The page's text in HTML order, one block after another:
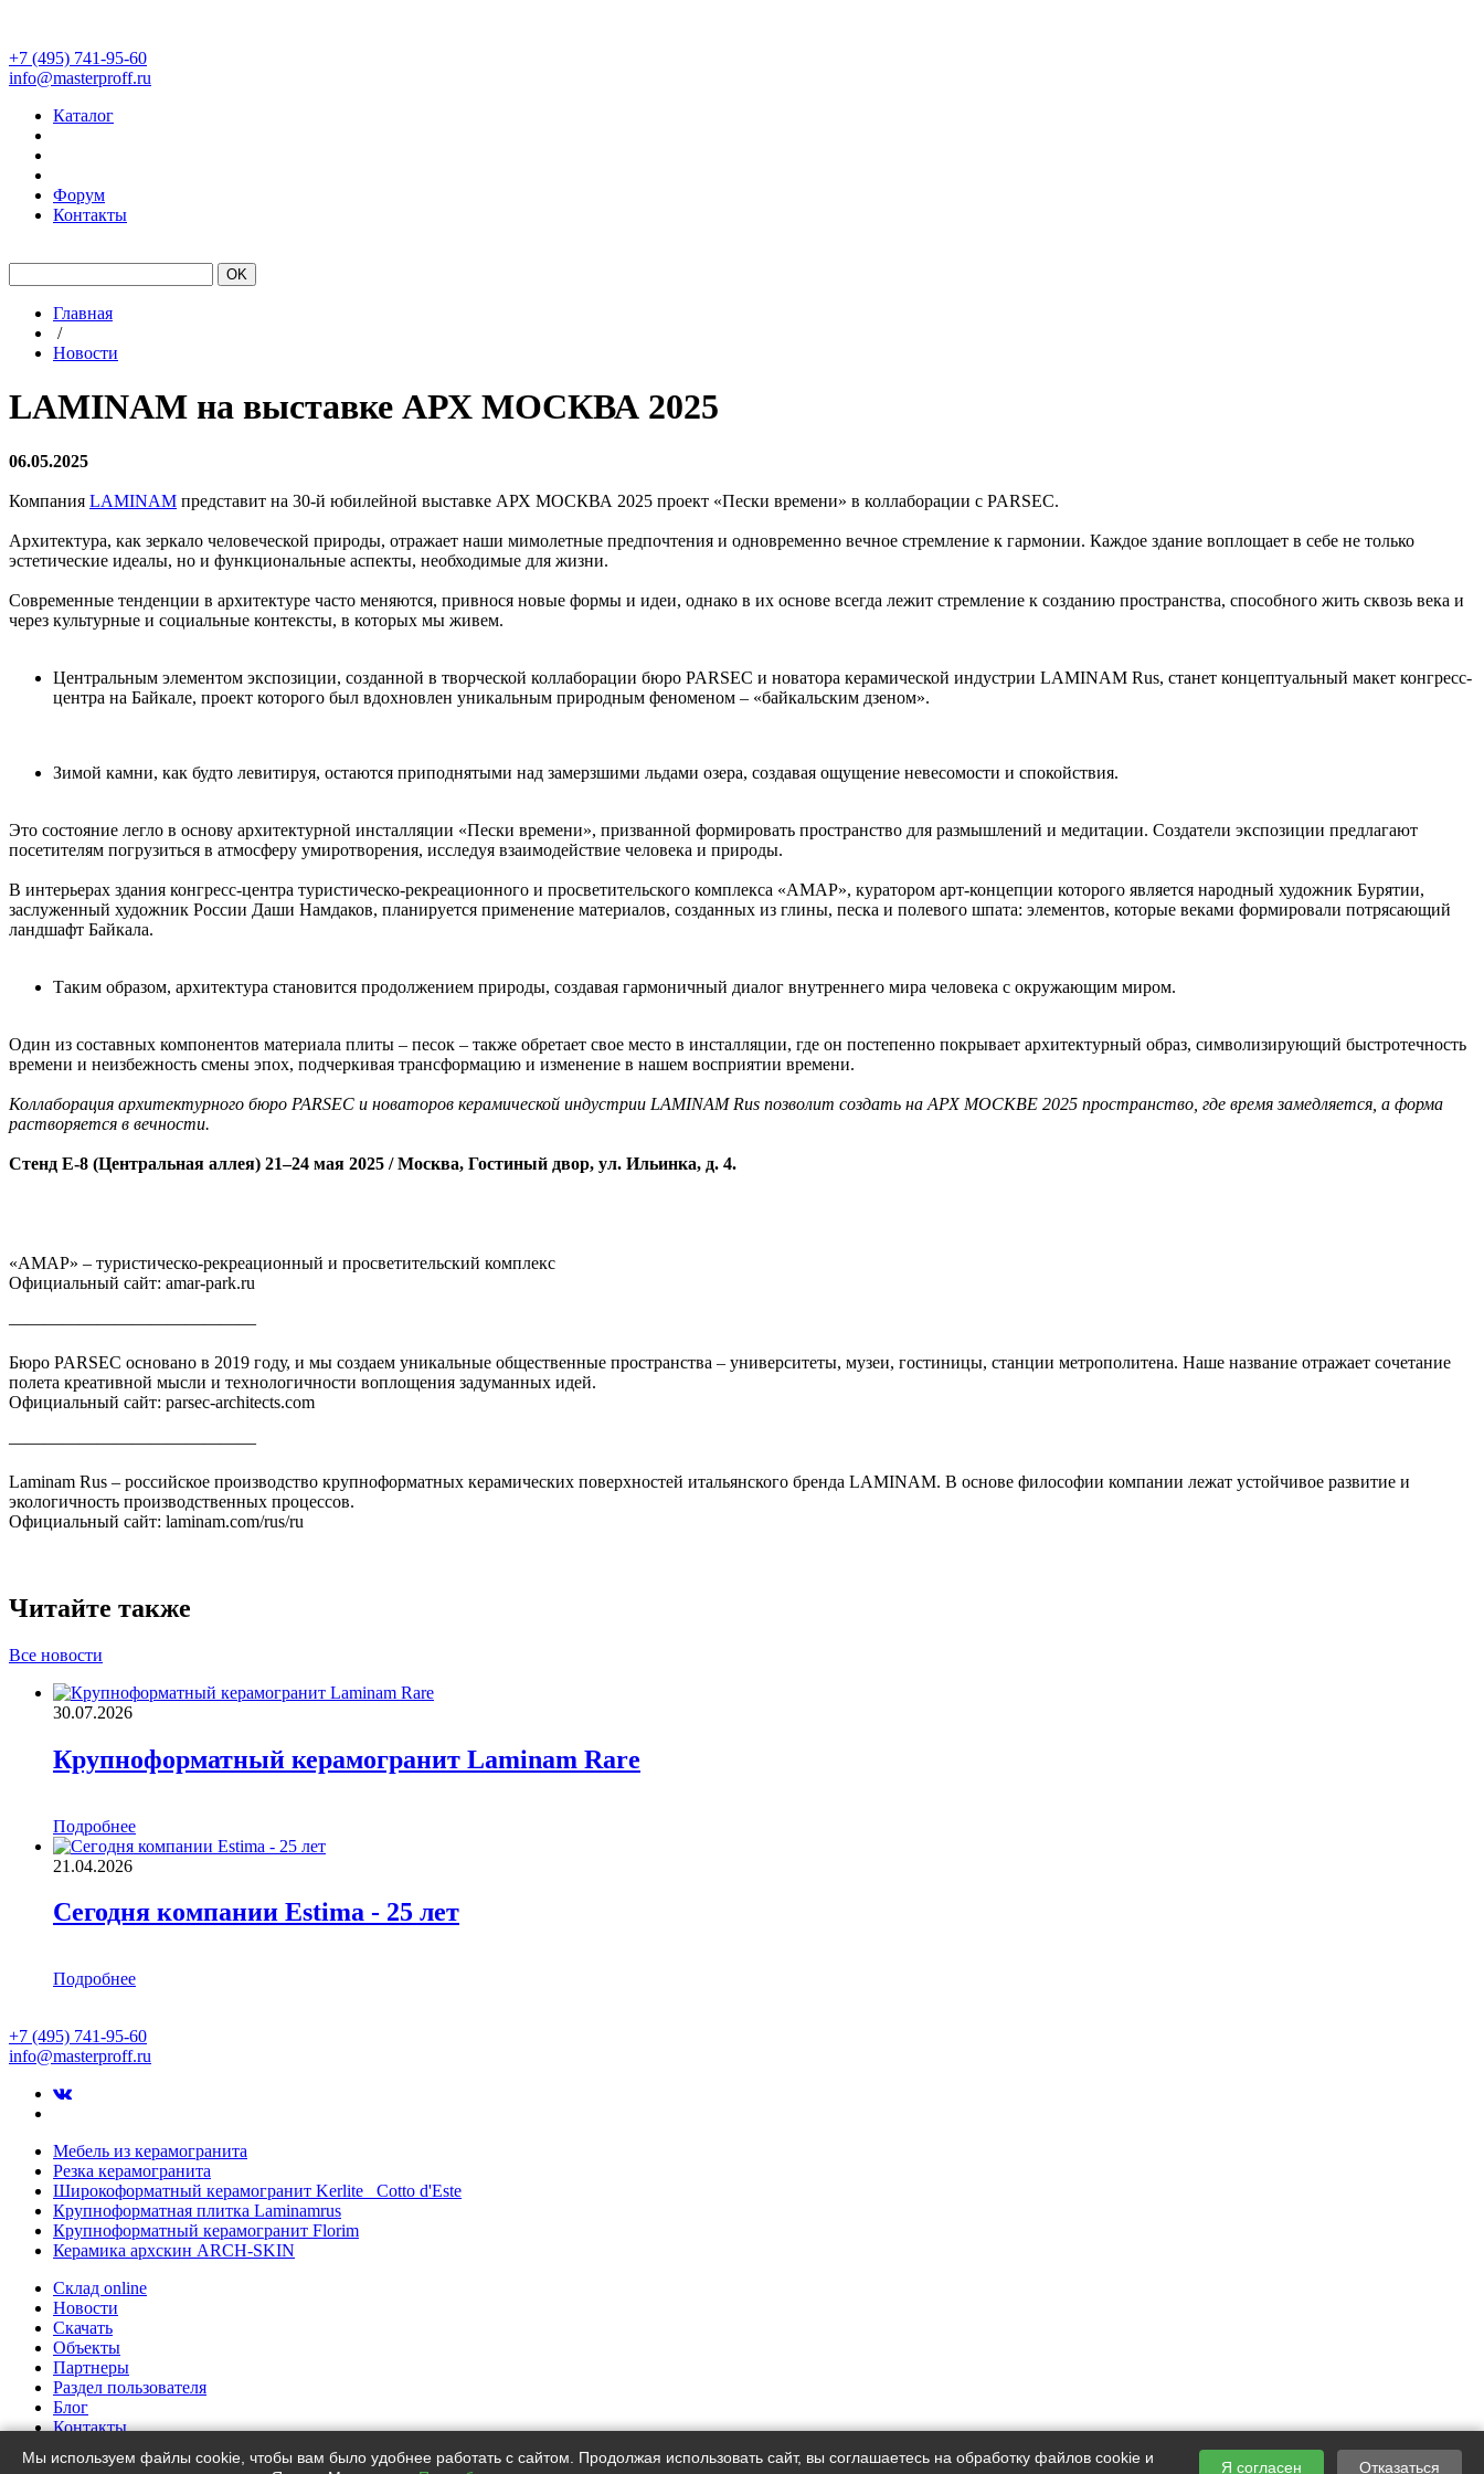
+7 (495) 741-95-60
info@masterproff.ru
Каталог
Форум
Контакты
Главная
/
Новости
LAMINAM на выставке АРХ МОСКВА 2025
06.05.2025
Компания LAMINAM представит на 30-й юбилейной выставке АРХ МОСКВА 2025 проект «Пески времени» в коллаборации с PARSEC.
Архитектура, как зеркало человеческой природы, отражает наши мимолетные предпочтения и одновременно вечное стремление к гармонии. Каждое здание воплощает в себе не только
эстетические идеалы, но и функциональные аспекты, необходимые для жизни.
Современные тенденции в архитектуре часто меняются, привнося новые формы и идеи, однако в их основе всегда лежит стремление к созданию пространства, способного жить сквозь века и
через культурные и социальные контексты, в которых мы живем.
Центральным элементом экспозиции, созданной в творческой коллаборации бюро PARSEC и новатора керамической индустрии LAMINAM Rus, станет концептуальный макет конгресс-
центра на Байкале, проект которого был вдохновлен уникальным природным феноменом – «байкальским дзеном».
Зимой камни, как будто левитируя, остаются приподнятыми над замерзшими льдами озера, создавая ощущение невесомости и спокойствия.
Это состояние легло в основу архитектурной инсталляции «Пески времени», призванной формировать пространство для размышлений и медитации. Создатели экспозиции предлагают
посетителям погрузиться в атмосферу умиротворения, исследуя взаимодействие человека и природы.
В интерьерах здания конгресс-центра туристическо-рекреационного и просветительского комплекса «АМАР», куратором арт-концепции которого является народный художник Бурятии,
заслуженный художник России Даши Намдаков, планируется применение материалов, созданных из глины, песка и полевого шпата: элементов, которые веками формировали потрясающий
ландшафт Байкала.
Таким образом, архитектура становится продолжением природы, создавая гармоничный диалог внутреннего мира человека с окружающим миром.
Один из составных компонентов материала плиты – песок – также обретает свое место в инсталляции, где он постепенно покрывает архитектурный образ, символизирующий быстротечность
времени и неизбежность смены эпох, подчеркивая трансформацию и изменение в нашем восприятии времени.
Коллаборация архитектурного бюро PARSEC и новаторов керамической индустрии LAMINAM Rus позволит создать на АРХ МОСКВЕ 2025 пространство, где время замедляется, а форма
растворяется в вечности.
Стенд Е-8 (Центральная аллея) 21–24 мая 2025 / Москва, Гостиный двор, ул. Ильинка, д. 4.
«АМАР» – туристическо-рекреационный и просветительский комплекс
Официальный сайт: amar-park.ru
——————————————
Бюро PARSEC основано в 2019 году, и мы создаем уникальные общественные пространства – университеты, музеи, гостиницы, станции метрополитена. Наше название отражает сочетание
полета креативной мысли и технологичности воплощения задуманных идей.
Официальный сайт: parsec-architects.com
——————————————
Laminam Rus – российское производство крупноформатных керамических поверхностей итальянского бренда LAMINAM. В основе философии компании лежат устойчивое развитие и
экологичность производственных процессов.
Официальный сайт: laminam.com/rus/ru
Читайте также
Все новости
30.07.2026
Крупноформатный керамогранит Laminam Rare
Подробнее
21.04.2026
Сегодня компании Estima - 25 лет
Подробнее
+7 (495) 741-95-60
info@masterproff.ru
Мебель из керамогранита
Резка керамогранита
Широкоформатный керамогранит Kerlite Cotto d'Este
Крупноформатная плитка Laminamrus
Крупноформатный керамогранит Florim
Керамика архскин ARCH-SKIN
Склад online
Новости
Скачать
Объекты
Партнеры
Раздел пользователя
Блог
Контакты
Мы используем файлы cookie, чтобы вам было удобнее работать с сайтом. Продолжая использовать сайт, вы соглашаетесь на обработку файлов cookie и
Я согласен Отказаться